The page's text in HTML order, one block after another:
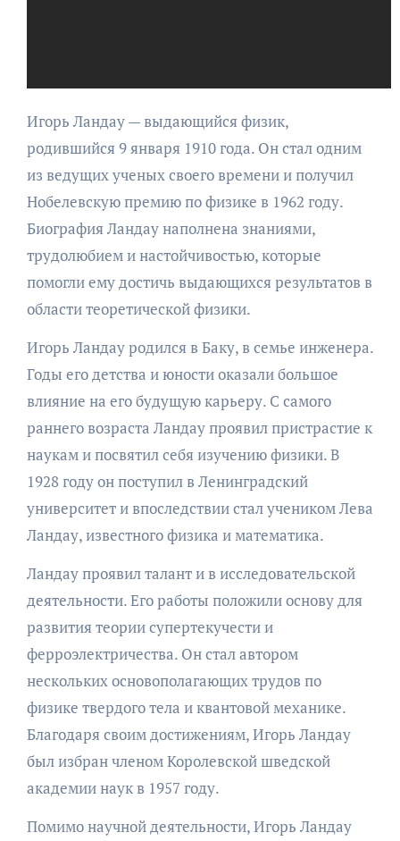
Игорь Ландау — выдающийся физик,
родившийся 9 января 1910 года. Он стал одним
из ведущих ученых своего времени и получил
Нобелевскую премию по физике в 1962 году.
Биография Ландау наполнена знаниями,
трудолюбием и настойчивостью, которые
помогли ему достичь выдающихся результатов в
области теоретической физики.
Игорь Ландау родился в Баку, в семье инженера.
Годы его детства и юности оказали большое
влияние на его будущую карьеру. С самого
раннего возраста Ландау проявил пристрастие к
наукам и посвятил себя изучению физики. В
1928 году он поступил в Ленинградский
университет и впоследствии стал учеником Лева
Ландау, известного физика и математика.
Ландау проявил талант и в исследовательской
деятельности. Его работы положили основу для
развития теории супертекучести и
ферроэлектричества. Он стал автором
нескольких основополагающих трудов по
физике твердого тела и квантовой механике.
Благодаря своим достижениям, Игорь Ландау
был избран членом Королевской шведской
академии наук в 1957 году.
Помимо научной деятельности, Игорь Ландау